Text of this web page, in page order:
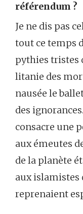
référendum ?
Je ne dis pas
tout ce temps
pythies tristes
litanie des
nausée le
des
consacre une
aux émeutes
de la planète
aux islamistes
reprenaient